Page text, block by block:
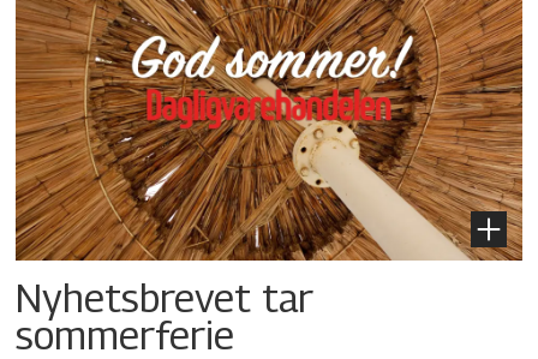
Nyhetsbrevet tar
sommerferie